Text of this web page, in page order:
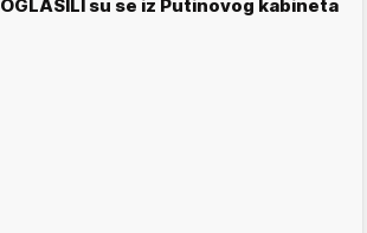
OGLASILI su se iz Putinovog kabineta